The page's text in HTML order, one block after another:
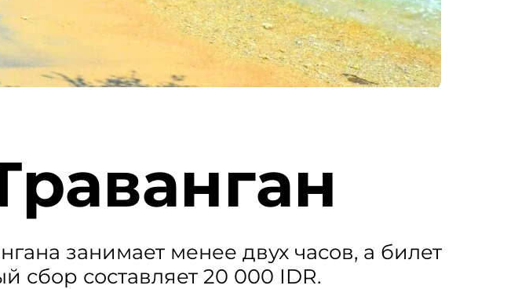
занимает менее двух часов, а билет
сбор составляет 20 000 IDR.